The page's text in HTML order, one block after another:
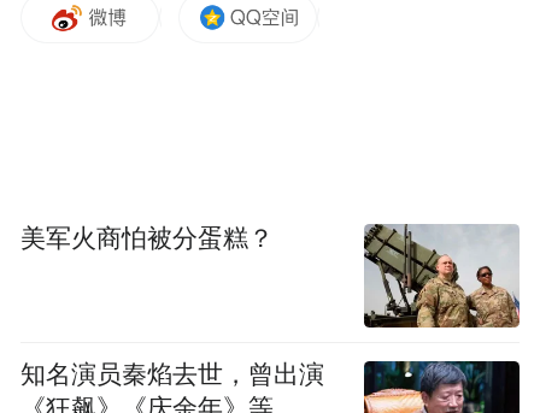
美军火商怕被分蛋糕？
知名演员秦焰去世，曾出演